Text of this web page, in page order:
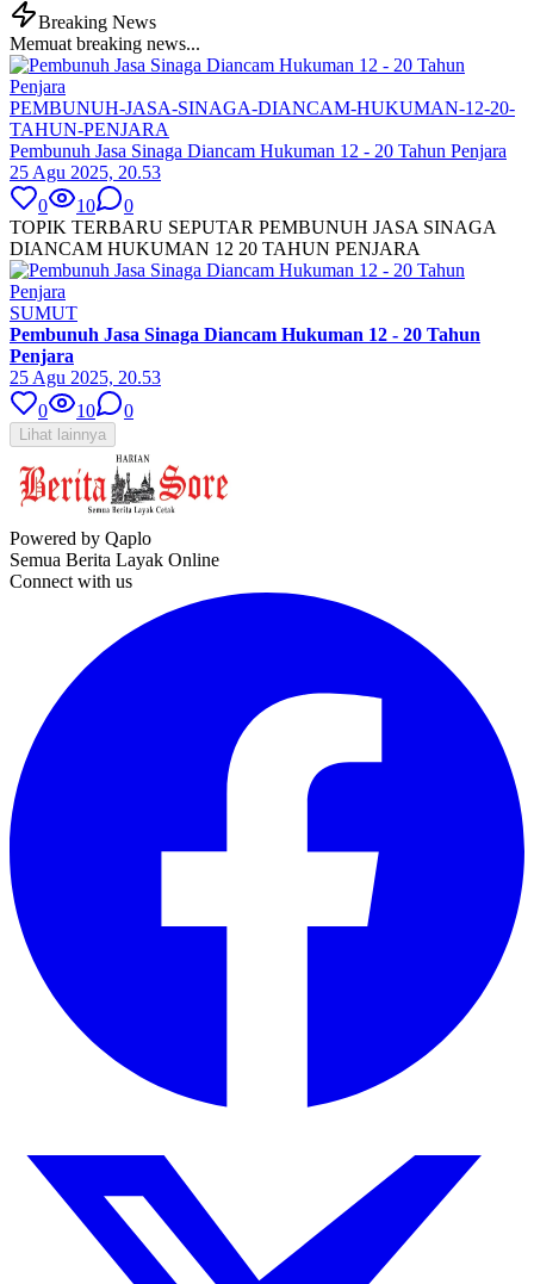
Breaking News
Memuat breaking news...
PEMBUNUH-JASA-SINAGA-DIANCAM-HUKUMAN-12-20-
TAHUN-PENJARA
Pembunuh Jasa Sinaga Diancam Hukuman 12 - 20 Tahun Penjara
25 Agu 2025, 20.53
0
10
0
TOPIK TERBARU SEPUTAR PEMBUNUH JASA SINAGA
DIANCAM HUKUMAN 12 20 TAHUN PENJARA
SUMUT
Pembunuh Jasa Sinaga Diancam Hukuman 12 - 20 Tahun
Penjara
25 Agu 2025, 20.53
0
10 0
Lihat lainnya
Powered by Qaplo
Semua Berita Layak Online
Connect with us